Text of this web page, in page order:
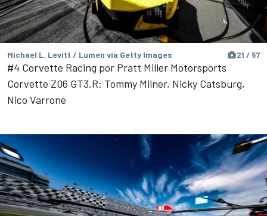
Michael L. Levitt / Lumen via Getty Images 21 / 57
#4 Corvette Racing por Pratt Miller Motorsports
Corvette Z06 GT3.R: Tommy Milner, Nicky Catsburg,
Nico Varrone